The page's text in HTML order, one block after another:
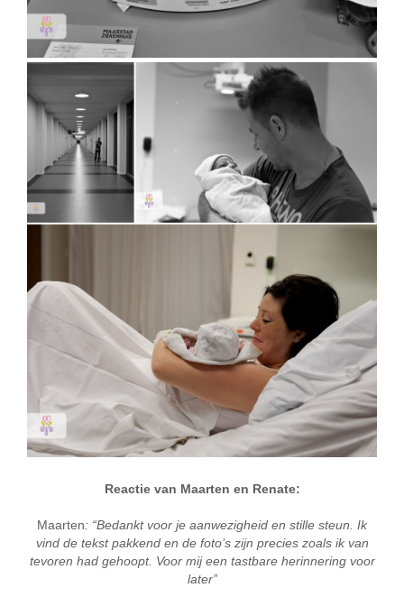
Reactie van Maarten en Renate:
Maarten: “Bedankt voor je aanwezigheid en stille steun. Ik
vind de tekst pakkend en de foto’s zijn precies zoals ik van
tevoren had gehoopt. Voor mij een tastbare herinnering voor
later”